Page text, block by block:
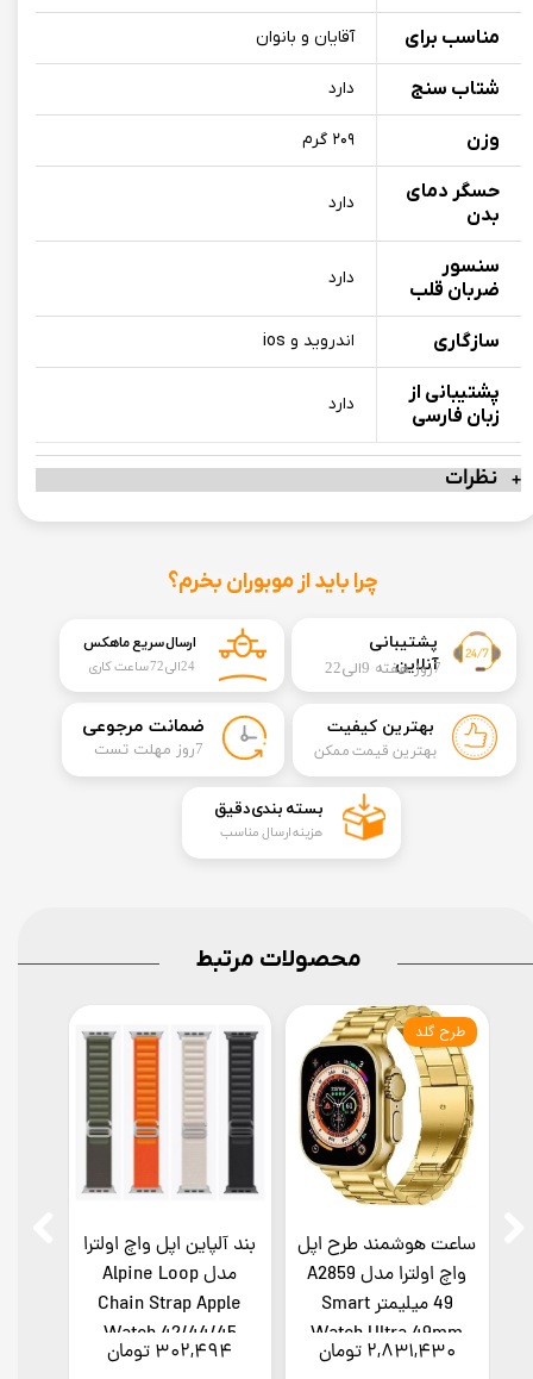
مناسب برای آقایان و بانوان
شتاب سنج دارد
وزن ۲۰۹ گرم
حسگر دمای
بدن
دارد
سنسور
ضربان قلب
دارد
سازگاری اندروید و ios
پشتیبانی از
زبان فارسی
دارد
نظرات
​​پشتیبانی
آنلاین7روز هفته 9الی22
چرا باید از موبوران بخرم؟
​ضمانت مرجوعی
​7روز مهلت تست
بهترین کیفیت
بهترین قیمت ممکن
ارسال سریع ماهکس
24الی72 ساعت کاری
​بسته بندی دقیق​​​​​​​
هزینه ارسال مناسب
بند آلپاین اپل واچ اولترا
مدل Alpine Loop
Chain Strap Apple
Watch 42/44/45
۳۰۲,۴۹۴ تومان
ساعت هوشمند طرح اپل
واچ اولترا مدل A2859
49 میلیمتر Smart
Watch Ultra 49mm
۲,۸۳۱,۴۳۰ تومان
طرح گلد
محصولات مرتبط